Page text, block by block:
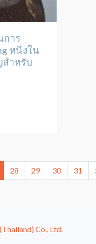
การ
หนึ่งใน
ำหรับ
28 29 30 31
Co., Ltd.